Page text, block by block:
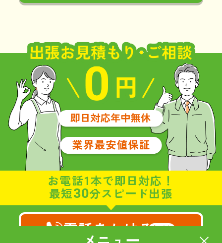
お電話1本で即日対応！
最短30分スピード出張
電話をかける